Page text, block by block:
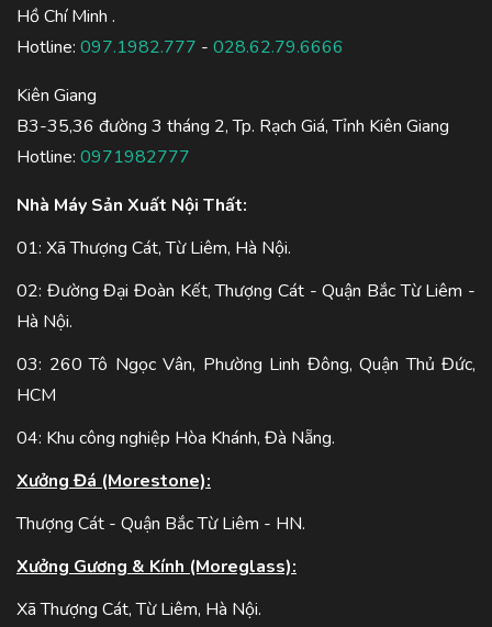
Hồ Chí Minh .
Hotline: 097.1982.777 - 028.62.79.6666
Kiên Giang
B3-35,36 đường 3 tháng 2, Tp. Rạch Giá, Tỉnh Kiên Giang
Hotline: 0971982777
Nhà Máy Sản Xuất Nội Thất:
01: Xã Thượng Cát, Từ Liêm, Hà Nội.
02: Đường Đại Đoàn Kết, Thượng Cát - Quận Bắc Từ Liêm -
Hà Nội.
03: 260 Tô Ngọc Vân, Phường Linh Đông, Quận Thủ Đức,
HCM
04: Khu công nghiệp Hòa Khánh, Đà Nẵng.
Xưởng Đá (Morestone):
Thượng Cát - Quận Bắc Từ Liêm - HN.
Xưởng Gương & Kính (Moreglass):
Xã Thượng Cát, Từ Liêm, Hà Nội.